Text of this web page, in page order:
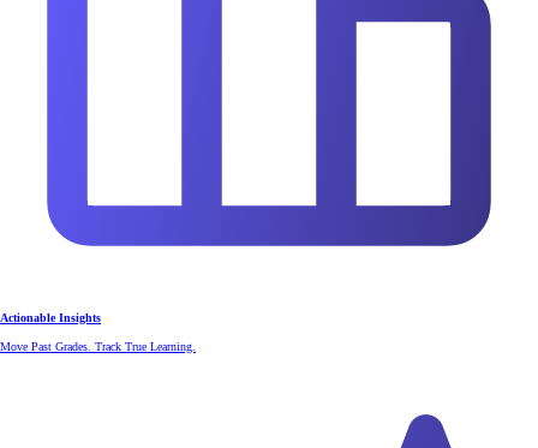
Actionable Insights
Move Past Grades. Track True Learning.